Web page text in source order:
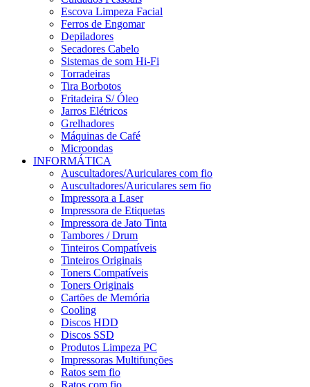
Escova Limpeza Facial
Ferros de Engomar
Depiladores
Secadores Cabelo
Sistemas de som Hi-Fi
Torradeiras
Tira Borbotos
Fritadeira S/ Óleo
Jarros Elétricos
Grelhadores
Máquinas de Café
Microondas
INFORMÁTICA
Auscultadores/Auriculares com fio
Auscultadores/Auriculares sem fio
Impressora a Laser
Impressora de Etiquetas
Impressora de Jato Tinta
Tambores / Drum
Tinteiros Compatíveis
Tinteiros Originais
Toners Compatíveis
Toners Originais
Cartões de Memória
Cooling
Discos HDD
Discos SSD
Produtos Limpeza PC
Impressoras Multifunções
Ratos sem fio